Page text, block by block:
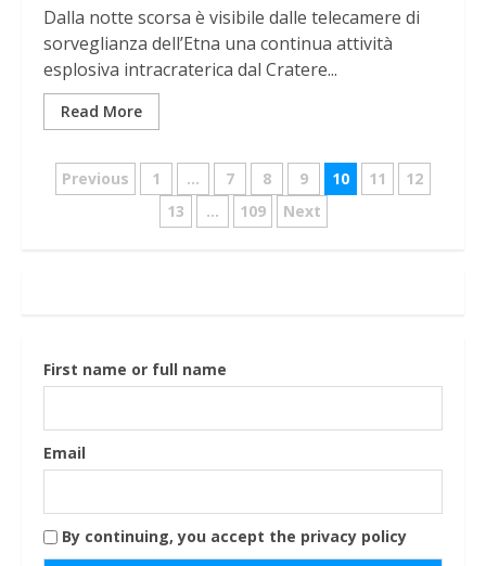
Dalla notte scorsa è visibile dalle telecamere di
sorveglianza dell’Etna una continua attività
esplosiva intracraterica dal Cratere...
Read More
Navigazione
Previous 1 … 7 8 9 10 11
12
13
… 109 Next
First name or full name
Email
By continuing, you accept the privacy policy